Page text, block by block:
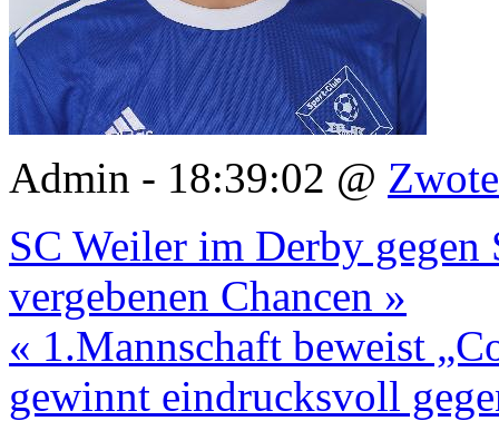
Admin - 18:39:02 @ Zwote
SC Weiler im Derby
vergebenen Chancen »
« 1.Mannschaft beweist
gewinnt eindrucksvoll